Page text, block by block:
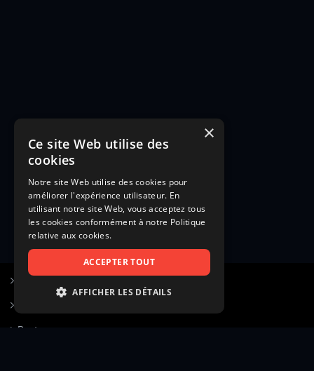
Poster une annonce
×
Ce site Web utilise des
cookies
Notre site Web utilise des cookies pour
améliorer l'expérience utilisateur. En
utilisant notre site Web, vous acceptez tous
les cookies conformément à notre Politique
relative aux cookies.
ACCEPTER TOUT
AFFICHER LES DÉTAILS